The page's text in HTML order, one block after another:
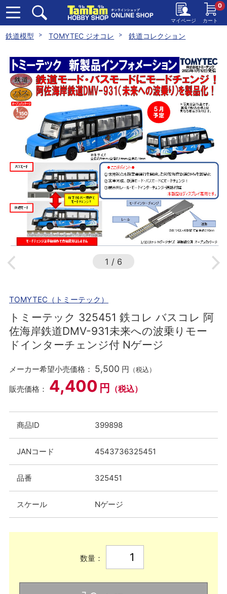
マイページ カート
0
鉄道模型 TOMYTEC ジオコレ 鉄道コレクション
1 / 6
TOMYTEC（トミーテック）
トミーテック 325451 鉄コレ バスコレ 阿
佐海岸鉄道DMV-931未来への波乗りモー
ドインターチェンジ付 Nゲージ
メーカー希望小売価格： 5,500 円 （税込）
販売価格： 4,400 円 （税込）
商品ID 399898
JANコード 4543736325451
品番 325451
スケール Nゲージ
数量：